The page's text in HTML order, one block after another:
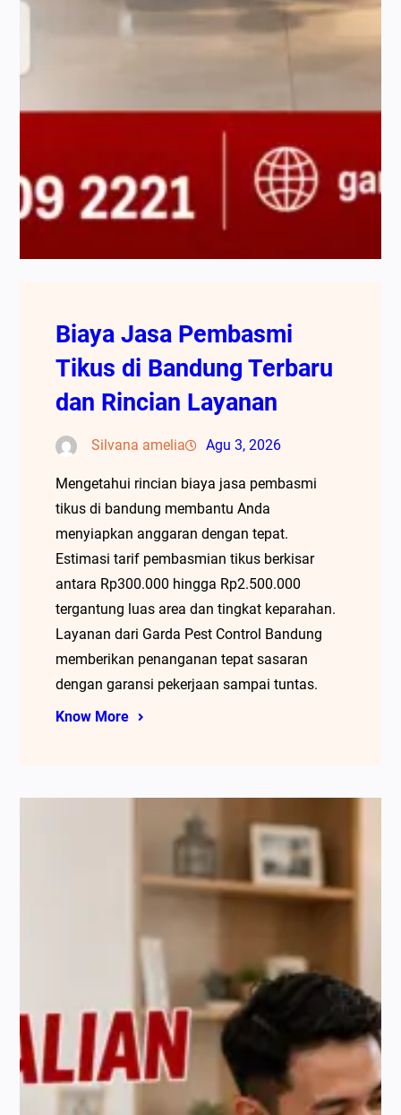
Biaya Jasa Pembasmi
Tikus di Bandung Terbaru
dan Rincian Layanan
Silvana amelia Agu 3, 2026
Mengetahui rincian biaya jasa pembasmi
tikus di bandung membantu Anda
menyiapkan anggaran dengan tepat.
Estimasi tarif pembasmian tikus berkisar
antara Rp300.000 hingga Rp2.500.000
tergantung luas area dan tingkat keparahan.
Layanan dari Garda Pest Control Bandung
memberikan penanganan tepat sasaran
dengan garansi pekerjaan sampai tuntas.
Know More